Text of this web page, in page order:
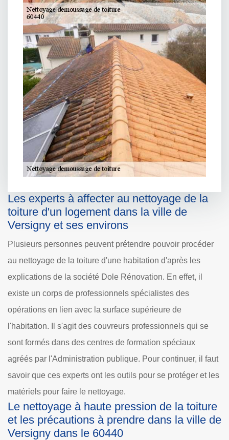
Les experts à affecter au nettoyage de la
toiture d'un logement dans la ville de
Versigny et ses environs
Plusieurs personnes peuvent prétendre pouvoir procéder
au nettoyage de la toiture d'une habitation d'après les
explications de la société Dole Rénovation. En effet, il
existe un corps de professionnels spécialistes des
opérations en lien avec la surface supérieure de
l'habitation. Il s'agit des couvreurs professionnels qui se
sont formés dans des centres de formation spéciaux
agréés par l'Administration publique. Pour continuer, il faut
savoir que ces experts ont les outils pour se protéger et les
matériels pour faire le nettoyage.
Le nettoyage à haute pression de la toiture
et les précautions à prendre dans la ville de
Versigny dans le 60440